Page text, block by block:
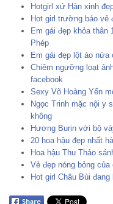
Hotgirl xứ Hàn xinh
Hot girl trường báo vẻ
Em gái đẹp khỏa thân
Phép
Em gái đẹp lột áo
Chiêm ngưỡng loạt
facebook
Sexy Võ Hoàng Yến
Ngọc Trinh mặc nội y
không
Hương Burin với bộ
20 hoa hậu đẹp nhất
Hoa hậu Thu Thảo
Vẻ đẹp nóng bỏng
Hot girl Châu Bùi